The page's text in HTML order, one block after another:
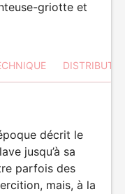
griotte et
décrit le
jusqu’à sa
parfois des
mais, à la